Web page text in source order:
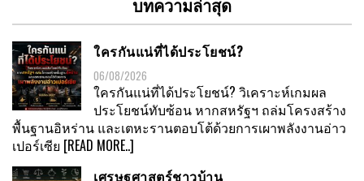
ใครกันแน่ที่ได้ประโยชน์?
06/08/2026
ใครกันแน่ที่ได้ประโยชน์? วิเคราะห์เกมผล
ประโยชน์ทับซ้อน หากสหรัฐฯ ถล่มโครงสร้าง
พื้นฐานอิหร่าน และเตหะรานตอบโต้ด้วยการเผาพลังงานอ่าว
เปอร์เซีย [READ MORE..]
เศรษฐศาสตร์ชาวบ้าน